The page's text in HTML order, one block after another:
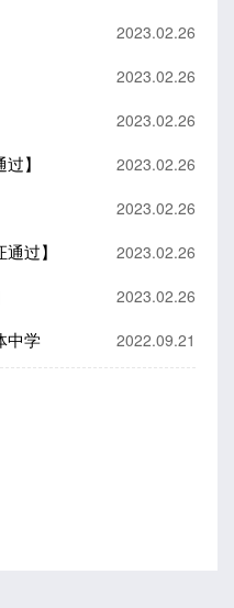
2023.02.26
2023.02.26
2023.02.26
】 2023.02.26
2023.02.26
过】 2023.02.26
2023.02.26
中学 2022.09.21